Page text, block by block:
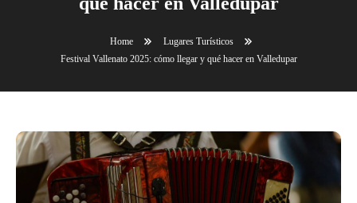
Home
Lugares Turísticos
Festival Vallenato 2025: cómo llegar y qué hacer en Valledupar